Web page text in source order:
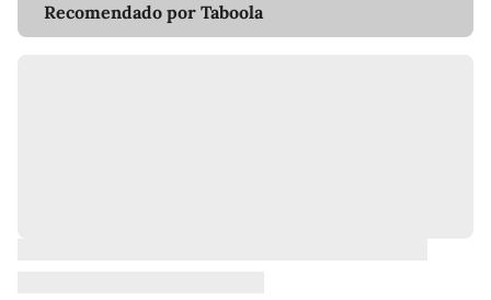
Recomendado por Taboola